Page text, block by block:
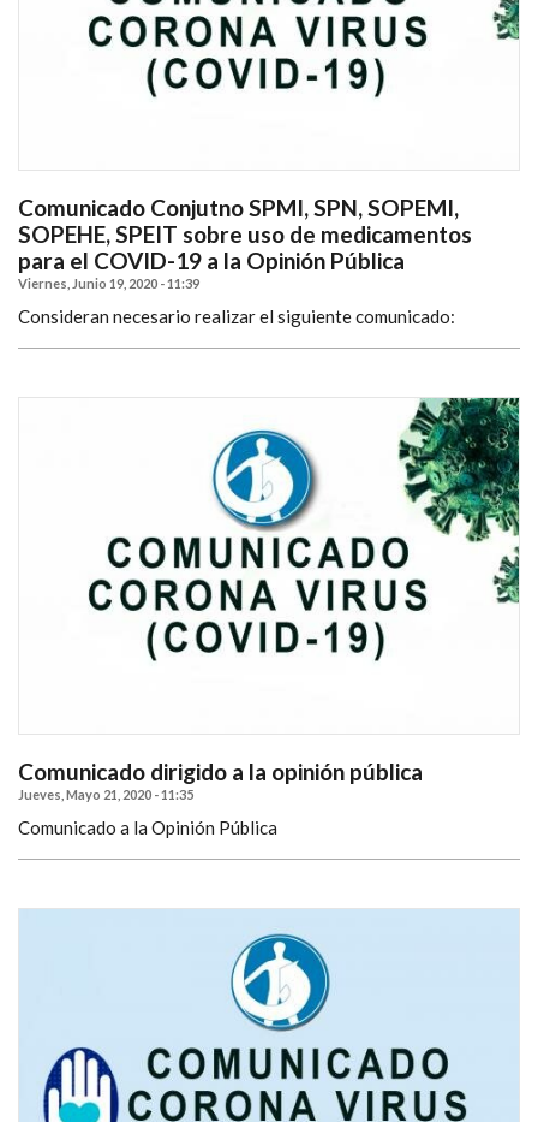
Comunicado Conjutno SPMI, SPN, SOPEMI,
SOPEHE, SPEIT sobre uso de medicamentos
para el COVID-19 a la Opinión Pública
Viernes, Junio 19, 2020 - 11:39
Consideran necesario realizar el siguiente comunicado:
Comunicado dirigido a la opinión pública
Jueves, Mayo 21, 2020 - 11:35
Comunicado a la Opinión Pública